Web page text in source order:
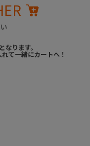
なります。
て一緒にカートへ！